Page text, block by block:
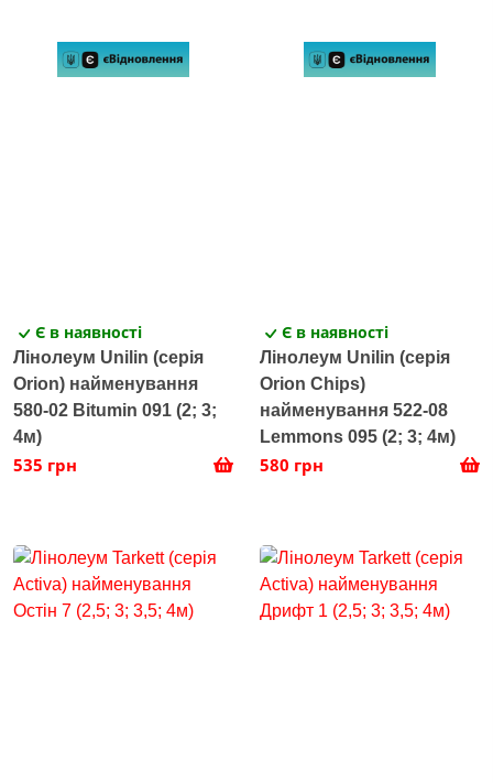
Є в наявності
Лінолеум Unilin (серія
Orion) найменування
580-02 Bitumin 091 (2; 3;
4м)
535 грн
Є в наявності
Лінолеум Unilin (серія
Orion Chips)
найменування 522-08
Lemmons 095 (2; 3; 4м)
580 грн